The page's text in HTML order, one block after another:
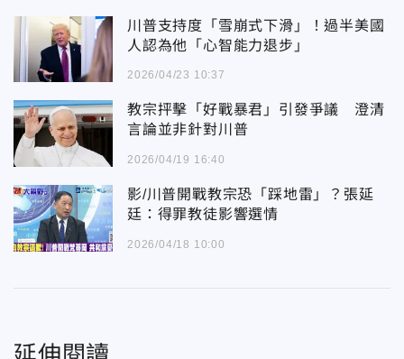
川普支持度「雪崩式下滑」！過半美國
人認為他「心智能力退步」
2026/04/23 10:37
教宗抨擊「好戰暴君」引發爭議 澄清
言論並非針對川普
2026/04/19 16:40
影/川普開戰教宗恐「踩地雷」？張延
廷：得罪教徒影響選情
2026/04/18 10:00